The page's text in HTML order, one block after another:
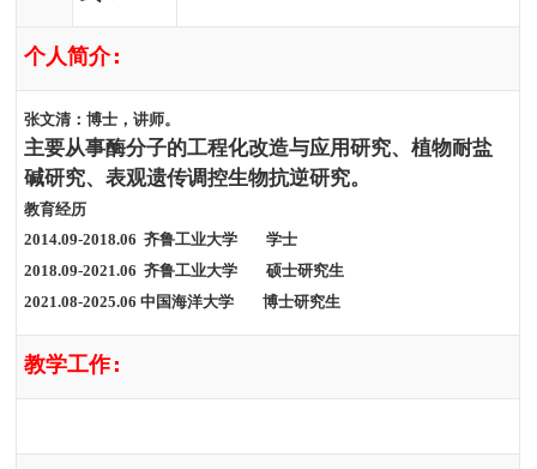
个人简介:
张文清：博士，讲师。
主要从事酶分子的工程化改造与应用研究、植物耐盐
碱研究、表观遗传调控生物抗逆研究。
教育经历
2014.09-2018.06齐鲁工业大学学士
2018.09-2021.06齐鲁工业大学 硕士研究生
2021.08-2025.06中国海洋大学博士研究生
教学工作: